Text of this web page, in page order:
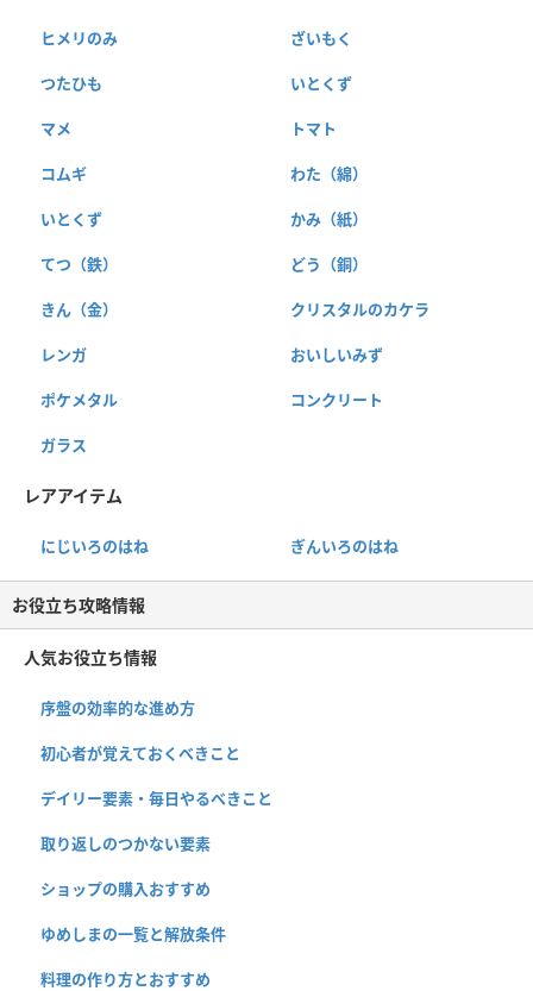
ヒメリのみ ざいもく
つたひも いとくず
マメ トマト
コムギ わた（綿）
いとくず かみ（紙）
てつ（鉄） どう（銅）
きん（金） クリスタルのカケラ
レンガ おいしいみず
ポケメタル コンクリート
ガラス
レアアイテム
にじいろのはね ぎんいろのはね
お役立ち攻略情報
人気お役立ち情報
序盤の効率的な進め方
初心者が覚えておくべきこと
デイリー要素・毎日やるべきこと
取り返しのつかない要素
ショップの購入おすすめ
ゆめしまの一覧と解放条件
料理の作り方とおすすめ